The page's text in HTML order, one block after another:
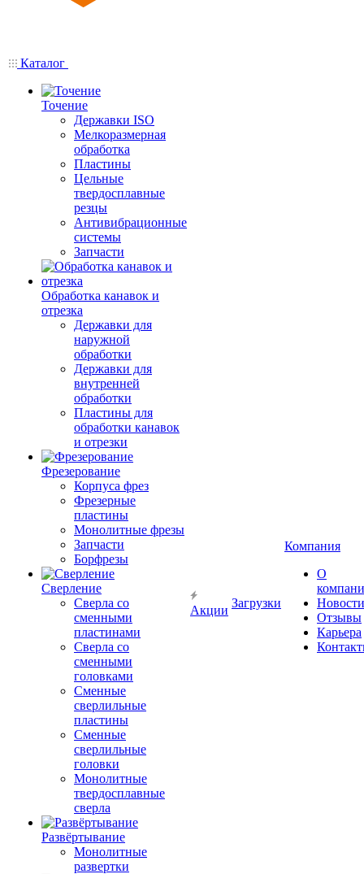
Каталог
Точение
Державки ISO
Мелкоразмерная
обработка
Пластины
Цельные
твердосплавные
резцы
Антивибрационные
системы
Запчасти
Обработка канавок и
отрезка
Державки для
наружной
обработки
Державки для
внутренней
обработки
Пластины для
обработки канавок
и отрезки
Фрезерование
Корпуса фрез
Фрезерные
пластины
Монолитные фрезы
Запчасти
Борфрезы
Сверление
Сверла со
сменными
пластинами
Сверла со
сменными
головками
Сменные
сверлильные
пластины
Сменные
сверлильные
головки
Монолитные
твердосплавные
сверла
Развёртывание
Монолитные
развертки
Акции
Загрузки
Компания
О
Новости
Отзывы
Карьера